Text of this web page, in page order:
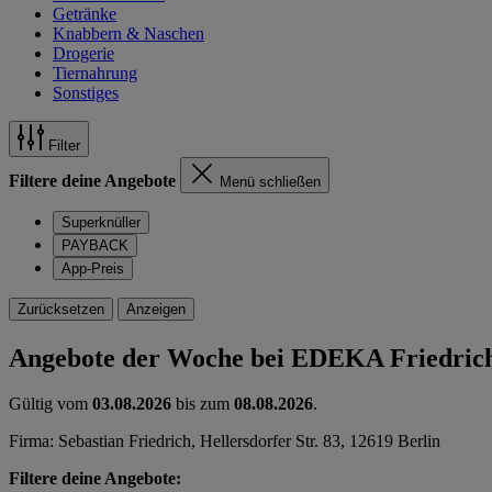
Getränke
Knabbern & Naschen
Drogerie
Tiernahrung
Sonstiges
Filter
Filtere deine Angebote Menü schließen
Superknüller
PAYBACK
App-Preis
Zurücksetzen Anzeigen
Angebote der Woche bei EDEKA
Gültig vom 03.08.2026 bis zum 08.08.2026.
Firma: Sebastian Friedrich, Hellersdorfer Str. 83, 12619 Berlin
Filtere deine Angebote: